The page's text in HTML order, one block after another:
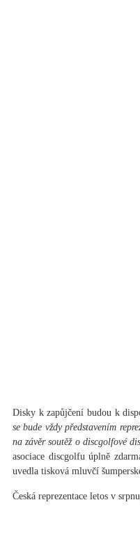
Disky k zapůjčení budou k
se bude vždy představením
na závěr soutěž o discgolfové
asociace discgolfu úplně
uvedla tisková mluvčí
Česká reprezentace letos v